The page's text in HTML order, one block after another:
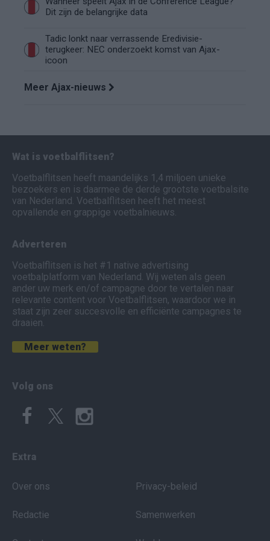
Dit zijn de belangrijke data
Tadic lonkt naar verrassende Eredivisie-
terugkeer: NEC onderzoekt komst van Ajax-
icoon
Meer Ajax-nieuws
Wat is voetbalflitsen?
Voetbalflitsen heeft maandelijks 1,4 miljoen unieke
bezoekers en is daarmee de derde grootste voetbalsite
van Nederland. Voetbalflitsen heeft het meest
opvallende en grappige voetbalnieuws.
Adverteren
Voetbalflitsen is het #1 native advertising
voetbalplatform van Nederland. Wij weten als geen
ander uw merk en/of campagne door te vertalen naar
relevante content voor Voetbalflitsen, waardoor we in
staat zijn zeer succesvolle en efficiënte campagnes te
draaien.
Meer weten?
Volg ons
Extra
Over ons
Redactie
Privacy-beleid
Samenwerken